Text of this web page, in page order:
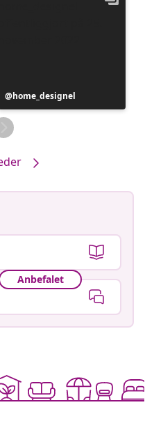
Opslag
offentliggjort
af
home_designel
Anbefalet